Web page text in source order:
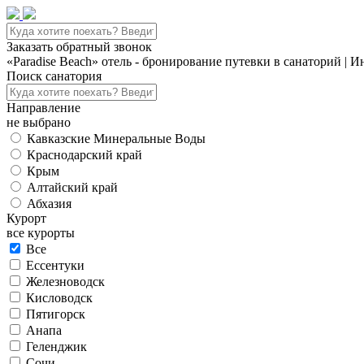
Заказать обратный звонок
«Paradise Beach» отель - бронирование путевки в санаторий |
Поиск санатория
Направление
не выбрано
Кавказские Минеральные Воды
Краснодарский край
Крым
Алтайский край
Абхазия
Курорт
все курорты
Все
Ессентуки
Железноводск
Кисловодск
Пятигорск
Анапа
Геленджик